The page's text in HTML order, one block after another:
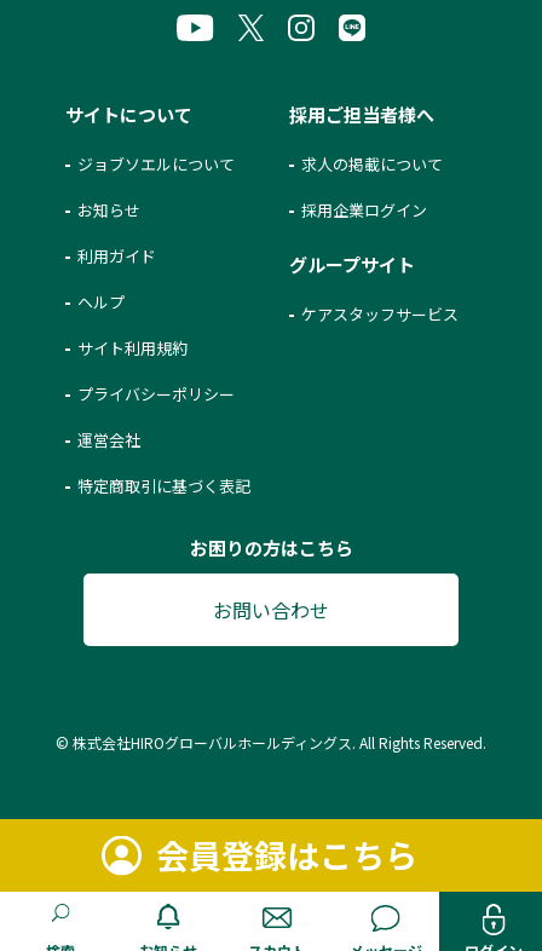
会員登録はこちら
サイトについて
ジョブソエルについて
お知らせ
利用ガイド
ヘルプ
サイト利用規約
プライバシーポリシー
運営会社
特定商取引に基づく表記
採用ご担当者様へ
求人の掲載について
採用企業ログイン
グループサイト
ケアスタッフサービス
お困りの方はこちら
お問い合わせ
© 株式会社HIROグローバルホールディングス. All Rights Reserved.